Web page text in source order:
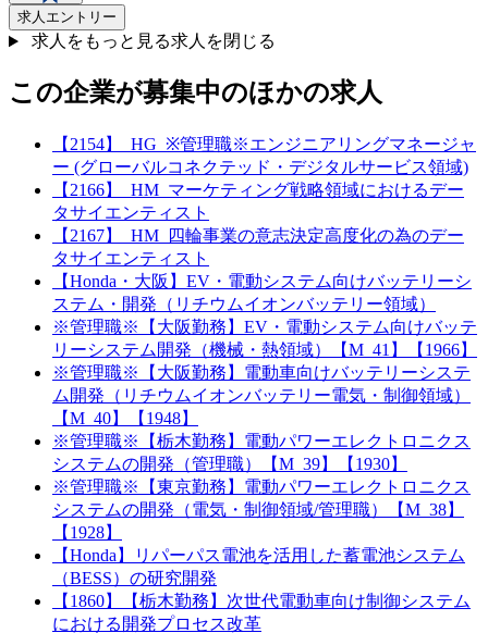
求人エントリー
求人をもっと見る求人を閉じる
この企業が募集中のほかの求人
【2154】_HG_※管理職※エンジニアリングマネージャ
ー (グローバルコネクテッド・デジタルサービス領域)
【2166】_HM_マーケティング戦略領域におけるデー
タサイエンティスト
【2167】_HM_四輪事業の意志決定高度化の為のデー
タサイエンティスト
【Honda・大阪】EV・電動システム向けバッテリーシ
ステム・開発（リチウムイオンバッテリー領域）
※管理職※【大阪勤務】EV・電動システム向けバッテ
リーシステム開発（機械・熱領域）【M_41】【1966】
※管理職※【大阪勤務】電動車向けバッテリーシステ
ム開発（リチウムイオンバッテリー電気・制御領域）
【M_40】【1948】
※管理職※【栃木勤務】電動パワーエレクトロニクス
システムの開発（管理職）【M_39】【1930】
※管理職※【東京勤務】電動パワーエレクトロニクス
システムの開発（電気・制御領域/管理職）【M_38】
【1928】
【Honda】リパーパス電池を活用した蓄電池システム
（BESS）の研究開発
【1860】【栃木勤務】次世代電動車向け制御システム
における開発プロセス改革